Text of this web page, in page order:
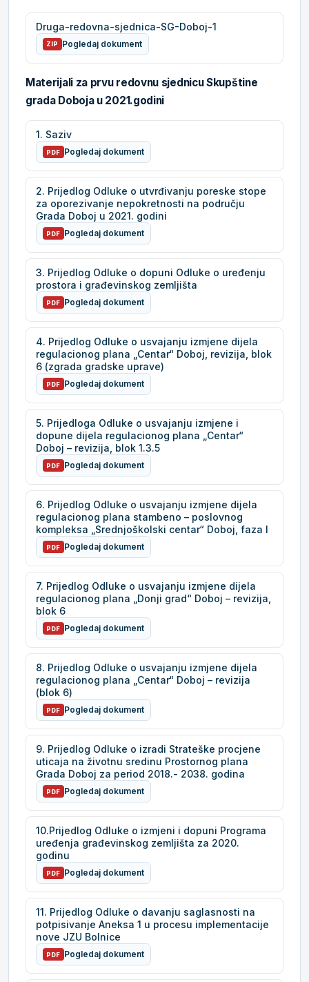
Druga-redovna-sjednica-SG-Doboj-1
ZIP Pogledaj dokument
Materijali za prvu redovnu sjednicu Skupštine
grada Doboja u 2021.godini
1. Saziv
PDF Pogledaj dokument
2. Prijedlog Odluke o utvrđivanju poreske stope
za oporezivanje nepokretnosti na području
Grada Doboj u 2021. godini
PDF Pogledaj dokument
3. Prijedlog Odluke o dopuni Odluke o uređenju
prostora i građevinskog zemljišta
PDF Pogledaj dokument
4. Prijedlog Odluke o usvajanju izmjene dijela
regulacionog plana „Centar“ Doboj, revizija, blok
6 (zgrada gradske uprave)
PDF Pogledaj dokument
5. Prijedloga Odluke o usvajanju izmjene i
dopune dijela regulacionog plana „Centar“
Doboj – revizija, blok 1.3.5
PDF Pogledaj dokument
6. Prijedlog Odluke o usvajanju izmjene dijela
regulacionog plana stambeno – poslovnog
kompleksa „Srednjoškolski centar“ Doboj, faza I
PDF Pogledaj dokument
7. Prijedlog Odluke o usvajanju izmjene dijela
regulacionog plana „Donji grad“ Doboj – revizija,
blok 6
PDF Pogledaj dokument
8. Prijedlog Odluke o usvajanju izmjene dijela
regulacionog plana „Centar“ Doboj – revizija
(blok 6)
PDF Pogledaj dokument
9. Prijedlog Odluke o izradi Strateške procjene
uticaja na životnu sredinu Prostornog plana
Grada Doboj za period 2018.- 2038. godina
PDF Pogledaj dokument
10.Prijedlog Odluke o izmjeni i dopuni Programa
uređenja građevinskog zemljišta za 2020.
godinu
PDF Pogledaj dokument
11. Prijedlog Odluke o davanju saglasnosti na
potpisivanje Aneksa 1 u procesu implementacije
nove JZU Bolnice
PDF Pogledaj dokument